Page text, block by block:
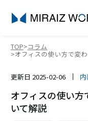
TOP コラム
オフィスの使い方で変
更新日 2025-02-06
オフィスの使い方
いて解説